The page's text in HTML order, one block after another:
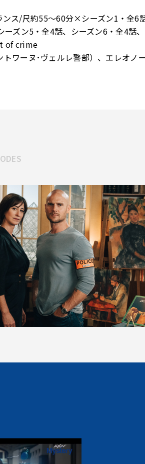
ス/尺約55～60分×シーズン1・全6
ーズン5・全4話、シーズン6・全4話
of crime
ワーヌ･ヴェルレ警部）、エレオノ